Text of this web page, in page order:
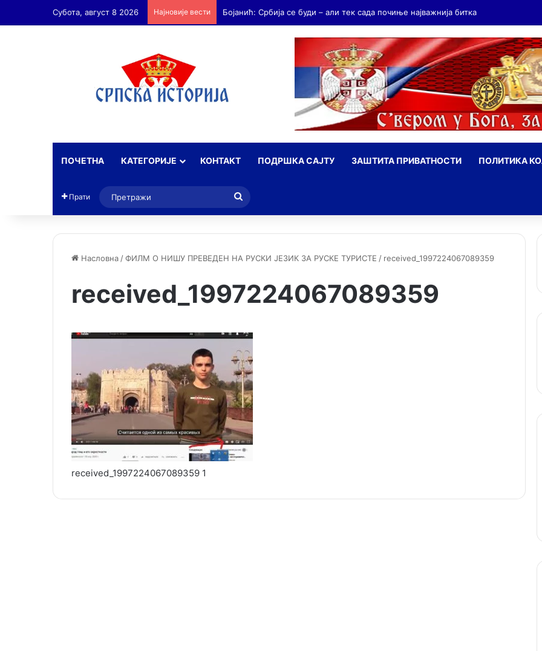
Субота, август 8 2026 Најновије вести Бојанић: Србија се буди – али тек сада почиње најважнија битка
ПОЧЕТНА КАТЕГОРИЈЕ КОНТАКТ ПОДРШКА САЈТУ ЗАШТИТА ПРИВАТНОСТИ ПОЛИТИКА
Прати
Насловна /ФИЛМ О НИШУ ПРЕВЕДЕН НА РУСКИ ЈЕЗИК ЗА РУСКЕ ТУРИСТЕ / received_1997224067089359
received_1997224067089359
received_1997224067089359 1